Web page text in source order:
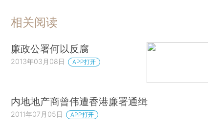
相关阅读
廉政公署何以反腐
2013年03月08日 APP打开
内地地产商曾伟遭香港廉署通缉
2011年07月05日 APP打开